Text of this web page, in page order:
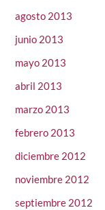
agosto 2013
junio 2013
mayo 2013
abril 2013
marzo 2013
febrero 2013
diciembre 2012
noviembre 2012
septiembre 2012